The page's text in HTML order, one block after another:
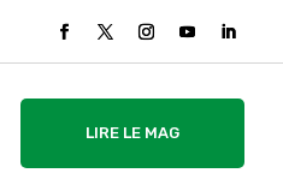
LIRE LE MAG